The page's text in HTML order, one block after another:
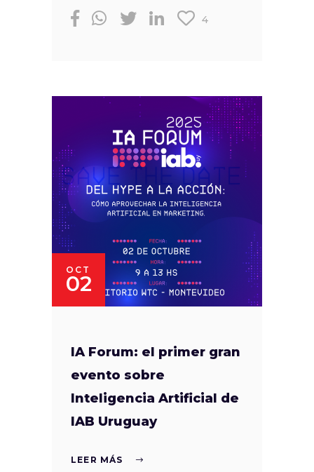
4
OCT
02
IA Forum: el primer gran
evento sobre
Inteligencia Artificial de
IAB Uruguay
LEER MÁS